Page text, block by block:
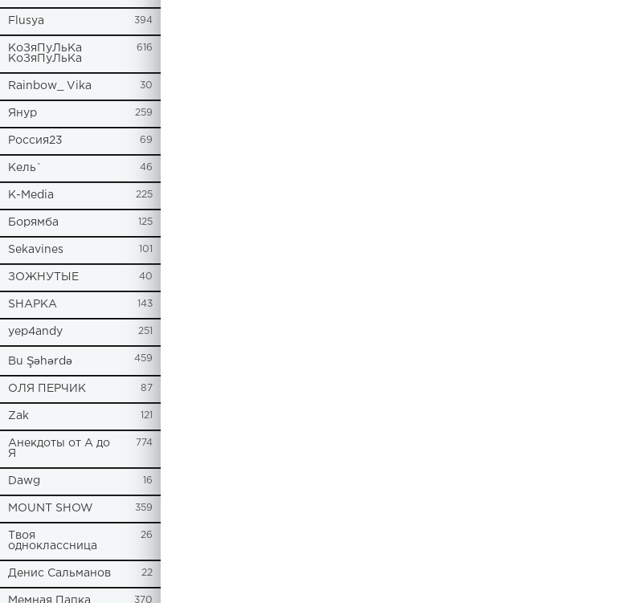
Flusya 394
КоЗяПуЛьКа
КоЗяПуЛьКа
616
Rainbow_ Vika 30
Янур 259
Россия23 69
Кель` 46
К-Media 225
Борямба 125
Sekavines 101
ЗОЖНУТЫЕ 40
SHAPKA 143
yep4andy 251
Bu Şəhərdə 459
ОЛЯ ПЕРЧИК 87
Zak 121
Анекдоты от А до
Я
774
Dawg 16
MOUNT SHOW 359
Твоя
одноклассница
26
Денис Сальманов 22
Мемная Папка 370